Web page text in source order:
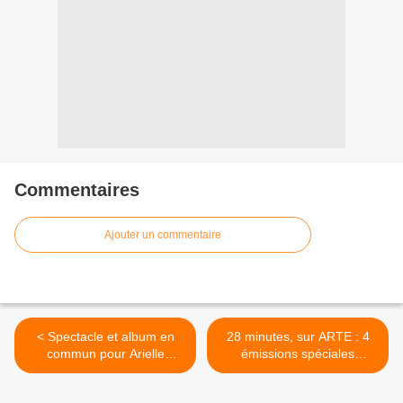
Commentaires
Ajouter un commentaire
< Spectacle et album en
commun pour Arielle
Dombasle, Inna Modja,
28 minutes, sur ARTE : 4
émissions spéciales
dressent le bilan de l'année